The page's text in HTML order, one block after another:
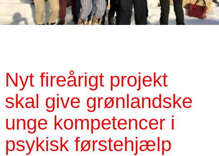
Nyt fireårigt projekt
skal give grønlandske
unge kompetencer i
psykisk førstehjælp